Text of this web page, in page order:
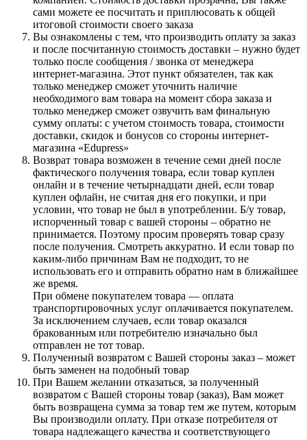
сами можете ее посчитать и приплюсовать к общей
итоговой стоимости своего заказа
Вы ознакомлены с тем, что производить оплату за заказ
и после посчитанную стоимость доставки – нужно будет
только после сообщения / звонка от менеджера
интернет-магазина. Этот пункт обязателен, так как
только менеджер сможет уточнить наличие
необходимого вам товара на момент сбора заказа и
только менеджер сможет озвучить вам финальную
сумму оплаты: с учетом стоимость товара, стоимости
доставки, скидок и бонусов со стороны интернет-
магазина «Edupress»
Возврат товара возможен в течение семи дней после
фактического получения товара, если товар куплен
онлайн и в течение четырнадцати дней, если товар
куплен офлайн, не считая дня его покупки, и при
условии, что товар не был в употреблении. Б/у товар,
испорченный товар с вашей стороны – обратно не
принимается. Поэтому просим проверять товар сразу
после получения. Смотреть аккуратно. И если товар по
каким-либо причинам Вам не подходит, то не
использовать его и отправить обратно нам в ближайшее
же время.
При обмене покупателем товара — оплата
транспортировочных услуг оплачивается покупателем.
За исключением случаев, если товар оказался
бракованным или потребителю изначально был
отправлен не тот товар.
Полученный возвратом с Вашей стороны заказ – может
быть заменен на подобный товар
При Вашем желании отказаться, за полученный
возвратом с Вашей стороны товар (заказ), Вам может
быть возвращена сумма за товар тем же путем, которым
Вы производили оплату. При отказе потребителя от
товара надлежащего качества и соответствующего